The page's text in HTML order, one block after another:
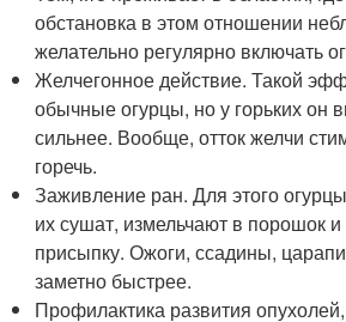
обстановка в этом отношении
желательно регулярно включать
Желчегонное действие. Такой
обычные огурцы, но у горьких он
сильнее. Вообще, отток желчи
горечь.
Заживление ран. Для этого
их сушат, измельчают в порошок и
присыпку. Ожоги, ссадины,
заметно быстрее.
Профилактика развития